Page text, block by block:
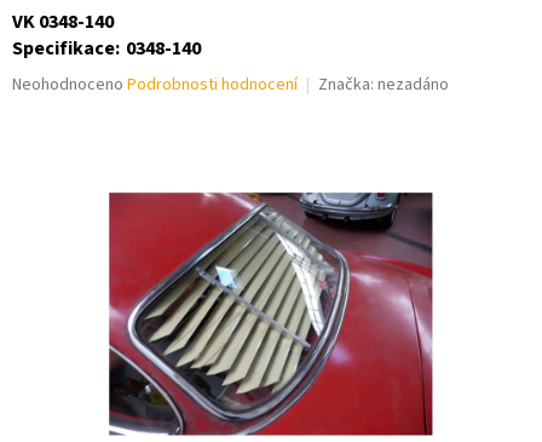
VK 0348-140
Specifikace: 0348-140
Průměrné
Neohodnoceno Podrobnosti hodnocení Značka: nezadáno